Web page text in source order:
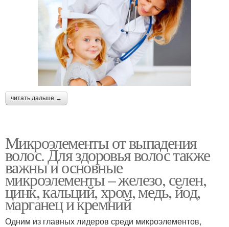
читать дальше →
Микроэлементы от выпадения
волос. Для здоровья волос также
важны и основные
микроэлементы – железо, селен,
цинк, кальций, хром, медь, йод,
марганец и кремний
Одним из главных лидеров среди микроэлементов,